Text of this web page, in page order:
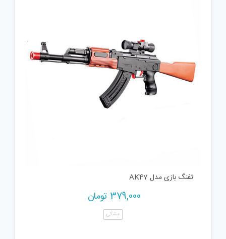
تفنگ بازی مدل AK47
379,000 تومان
مشکی